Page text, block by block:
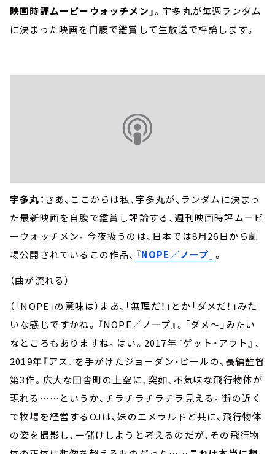
映画時評ムービーウォッチメン」。宇多丸が毎週ランダム
に決まった映画を自腹で鑑賞して生放送で評論します。
宇多丸： さあ、ここからは私、宇多丸が、ランダムに決まっ
た最新映画を自腹で鑑賞し評論する、週刊映画時評ムービ
ーウォッチメン。今夜扱うのは、日本では8月26日から劇
場公開されているこの作品、 『NOPE／ノープ』 。
（曲が流れる）
（「NOPE」の意味は）まあ、「無理だ！」とか「ダメだ！」みた
いな感じですかね。『NOPE／ノープ』。「ダメ～」みたい
なところもありますね。はい。2017年『ゲット・アウト』、
2019年『アス』を手がけたジョーダン・ピールの、長編監督
第3作。広大な田舎町の上空に、突如、不気味な飛行物体が
現れる……というか、チラチラチラチラ見える。街の近く
で牧場を経営するOJは、妹のエメラルドと共に、飛行物体
の姿を撮影し、一儲けしようと考えるのだが、その飛行物